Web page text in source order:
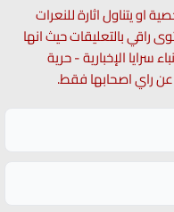
او يتناول اثارة للنعرات
راقي بالتعليقات حيث انها
سرايا الإخبارية - حرية
عن راي اصحابها فقط.